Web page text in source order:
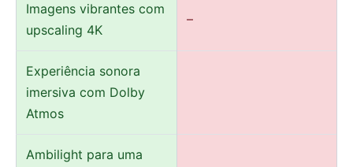
Imagens vibrantes com
upscaling 4K
–
Experiência sonora
imersiva com Dolby
Atmos
Ambilight para uma